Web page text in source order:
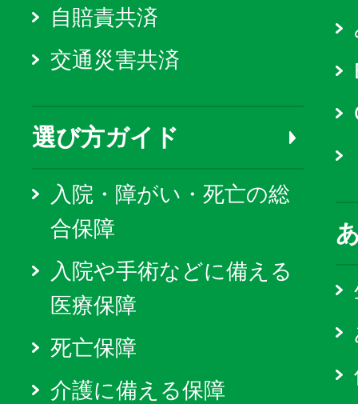
自賠責共済
交通災害共済
選び方ガイド
入院・障がい・死亡の総
合保障
入院や手術などに備える
医療保障
死亡保障
介護に備える保障